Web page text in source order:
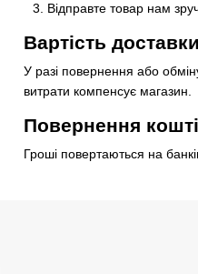
Відправте товар нам
Вартість доставки
У разі повернення або
витрати компенсує магазин.
Повернення
Гроші повертаються на